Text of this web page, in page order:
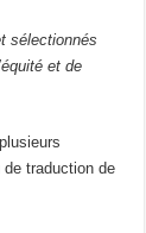
sélectionnés
et de
traduction de